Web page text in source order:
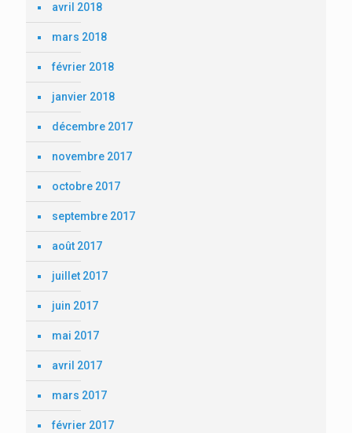
avril 2018
mars 2018
février 2018
janvier 2018
décembre 2017
novembre 2017
octobre 2017
septembre 2017
août 2017
juillet 2017
juin 2017
mai 2017
avril 2017
mars 2017
février 2017